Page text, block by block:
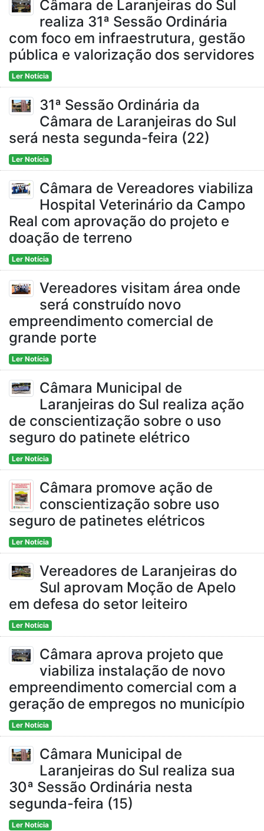
Câmara de Laranjeiras do Sul
realiza 31ª Sessão Ordinária
com foco em infraestrutura, gestão
pública e valorização dos servidores
Ler Notícia
31ª Sessão Ordinária da
Câmara de Laranjeiras do Sul
será nesta segunda-feira (22)
Ler Notícia
Câmara de Vereadores viabiliza
Hospital Veterinário da Campo
Real com aprovação do projeto e
doação de terreno
Ler Notícia
Vereadores visitam área onde
será construído novo
empreendimento comercial de
grande porte
Ler Notícia
Câmara Municipal de
Laranjeiras do Sul realiza ação
de conscientização sobre o uso
seguro do patinete elétrico
Ler Notícia
Câmara promove ação de
conscientização sobre uso
seguro de patinetes elétricos
Ler Notícia
Vereadores de Laranjeiras do
Sul aprovam Moção de Apelo
em defesa do setor leiteiro
Ler Notícia
Câmara aprova projeto que
viabiliza instalação de novo
empreendimento comercial com a
geração de empregos no município
Ler Notícia
Câmara Municipal de
Laranjeiras do Sul realiza sua
30ª Sessão Ordinária nesta
segunda-feira (15)
Ler Notícia